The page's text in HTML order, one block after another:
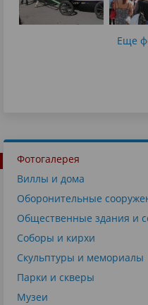
Еще
Фотогалерея
Виллы и дома
Оборонительные
Общественные здания и
Соборы и кирхи
Скульптуры и мемориалы
Парки и скверы
Музеи